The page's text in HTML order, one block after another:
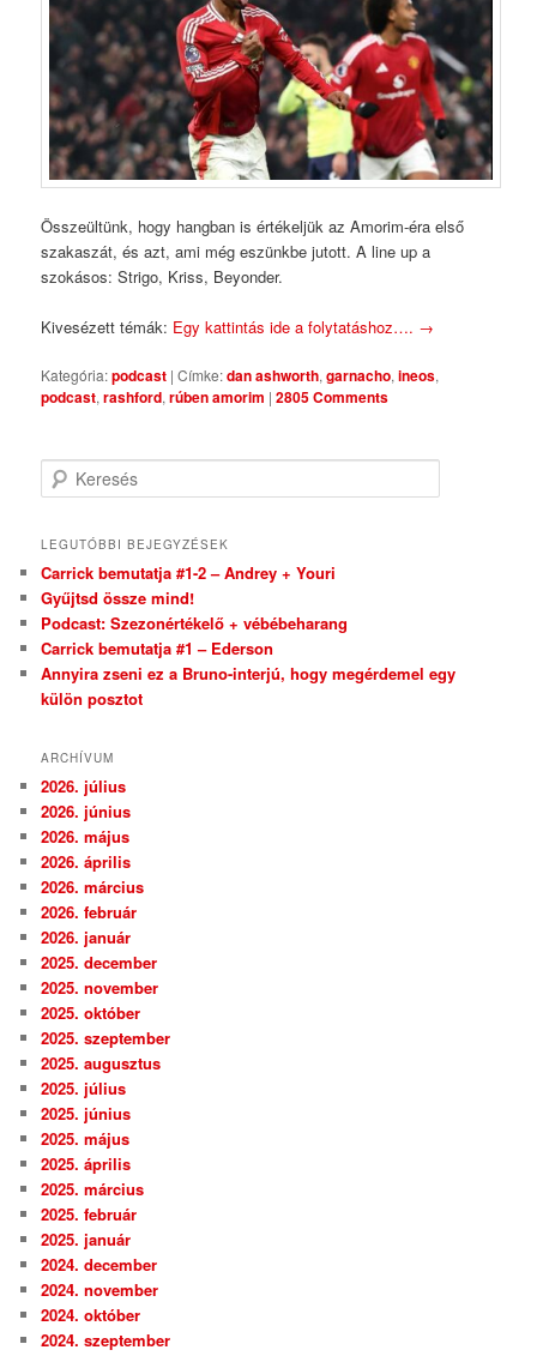
Összeültünk, hogy hangban is értékeljük az Amorim-éra első
szakaszát, és azt, ami még eszünkbe jutott. A line up a
szokásos: Strigo, Kriss, Beyonder.
Kivesézett témák: Egy kattintás ide a folytatáshoz…. →
Kategória:podcast |Címke:dan ashworth,garnacho,ineos,
podcast,rashford,rúben amorim |2805 Comments
Keresés
LEGUTÓBBI BEJEGYZÉSEK
Carrick bemutatja #1-2 – Andrey + Youri
Gyűjtsd össze mind!
Podcast: Szezonértékelő + vébébeharang
Carrick bemutatja #1 – Ederson
Annyira zseni ez a Bruno-interjú, hogy megérdemel egy
külön posztot
ARCHÍVUM
2026. július
2026. június
2026. május
2026. április
2026. március
2026. február
2026. január
2025. december
2025. november
2025. október
2025. szeptember
2025. augusztus
2025. július
2025. június
2025. május
2025. április
2025. március
2025. február
2025. január
2024. december
2024. november
2024. október
2024. szeptember